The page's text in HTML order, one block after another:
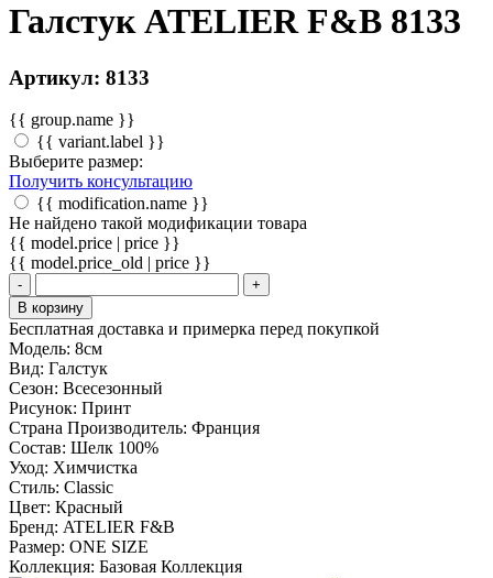
Галстук ATELIER F&B 8133
Артикул: 8133
{{ group.name }}
{{ variant.label }}
Выберите размер:
Получить консультацию
{{ modification.name }}
Не найдено такой модификации товара
{{ model.price | price }}
{{ model.price_old | price }}
-
+
В корзину
Бесплатная доставка и примерка перед покупкой
Модель: 8см
Вид: Галстук
Сезон: Всесезонный
Рисунок: Принт
Страна Производитель: Франция
Состав: Шелк 100%
Уход: Химчистка
Стиль: Classic
Цвет: Красный
Бренд: ATELIER F&B
Размер: ONE SIZE
Коллекция: Базовая Коллекция